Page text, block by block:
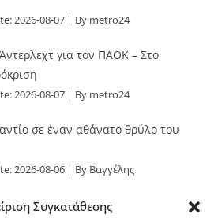
Συγκατάθεσης
2026-08-07 By metro24
για τον ΠΑΟΚ – Στο
2026-08-07 By metro24
σε έναν αθάνατο θρύλο του
2026-08-06
By Βαγγέλης